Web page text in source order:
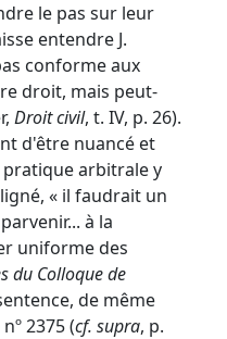
le pas sur leur
entendre J.
conforme aux
droit, mais peut-
Droit civil, t. IV, p. 26).
d'être nuancé et
arbitrale y
« il faudrait un
à la
uniforme des
du Colloque de
de même
2375 (cf. supra, p.